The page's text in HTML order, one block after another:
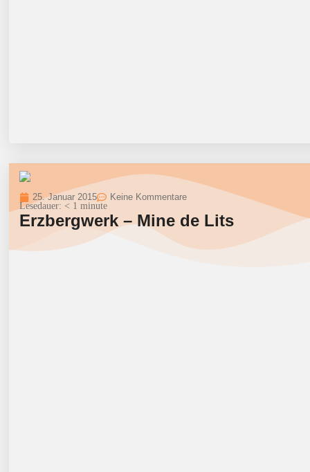
25. Januar 2015 Keine Kommentare
Lesedauer: < 1 minute
Erzbergwerk – Mine de Lits